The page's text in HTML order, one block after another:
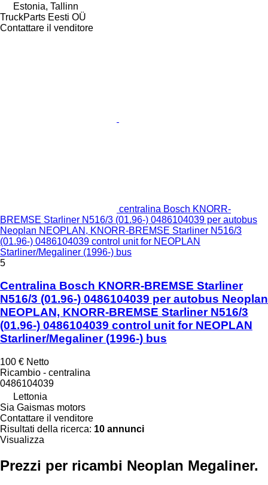
Estonia, Tallinn
TruckParts Eesti OÜ
Contattare il venditore
centralina Bosch KNORR-
BREMSE Starliner N516/3 (01.96-) 0486104039 per autobus
Neoplan NEOPLAN, KNORR-BREMSE Starliner N516/3
(01.96-) 0486104039 control unit for NEOPLAN
Starliner/Megaliner (1996-) bus
5
Centralina Bosch KNORR-BREMSE Starliner
N516/3 (01.96-) 0486104039 per autobus Neoplan
NEOPLAN, KNORR-BREMSE Starliner N516/3
(01.96-) 0486104039 control unit for NEOPLAN
Starliner/Megaliner (1996-) bus
100 € Netto
Ricambio - centralina
0486104039
Lettonia
Sia Gaismas motors
Contattare il venditore
Risultati della ricerca: 10 annunci
Visualizza
Prezzi per ricambi Neoplan Megaliner.